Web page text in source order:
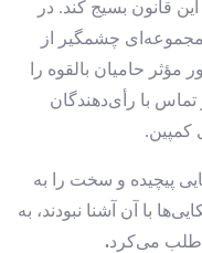
قانون بسیج کند. در
مجموعه‌ای چشمگیر از
مؤثر حامیان بالقوه را
تماس با رأی‌دهندگان
کمپین.
پیچیده و سخت را به
با آن آشنا نبودند، به
طلب می‌کرد.